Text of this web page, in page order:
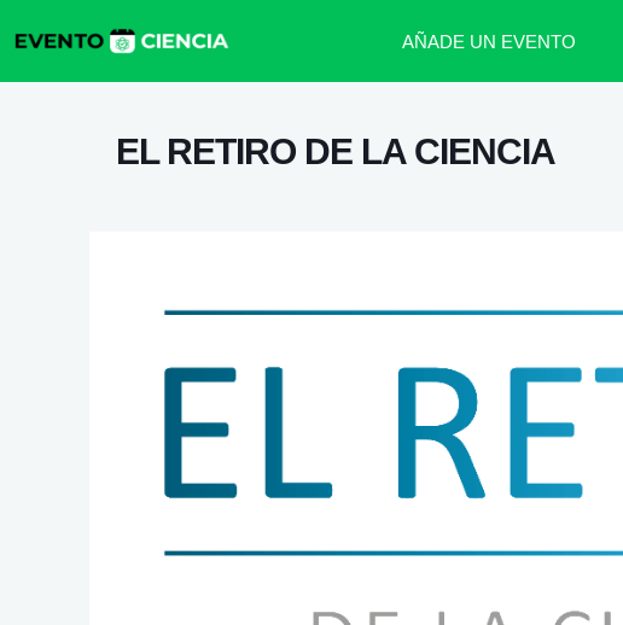
AÑADE UN EVENTO
EL RETIRO DE LA CIENCIA